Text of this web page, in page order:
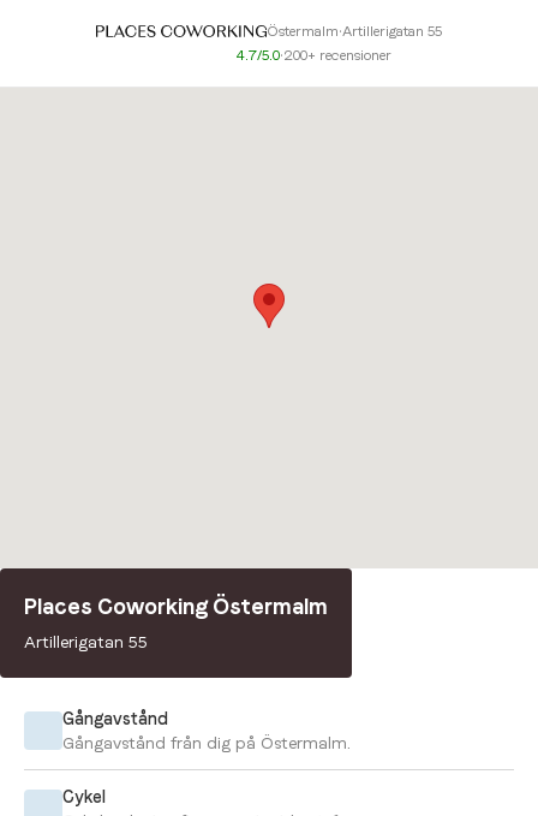
Östermalm•Artillerigatan 55
4.7/5.0•200+ recensioner
Places Coworking Östermalm
Artillerigatan 55
Så tar du dig hit
Gångavstånd
Gångavstånd från dig på Östermalm.
Cykel